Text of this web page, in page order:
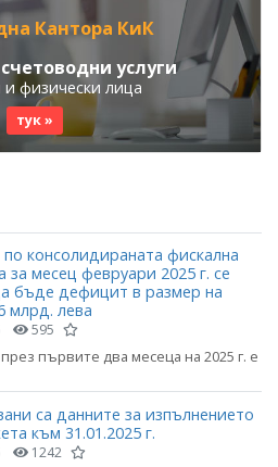
Кантора КиК
услуги
физически лица
тук »
консолидираната фискална
за месец февруари 2025 г. се
бъде дефицит в размер на
млрд. лева
595
първите два месеца на 2025 г. е
са данните за изпълнението
към 31.01.2025 г.
1242